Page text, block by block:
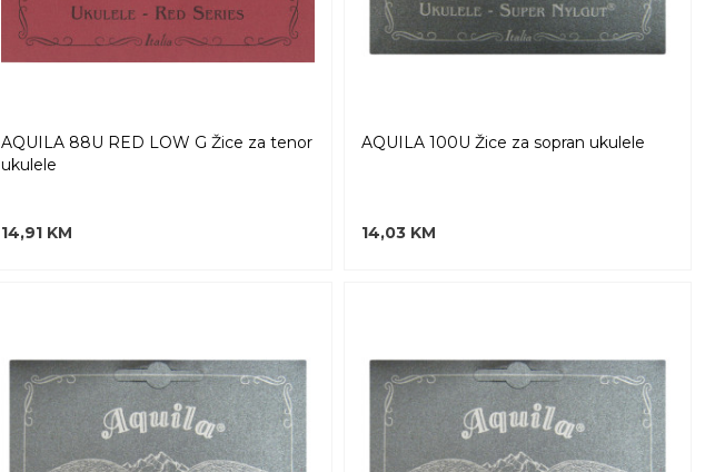
AQUILA 88U RED LOW G Žice za tenor
ukulele
14,91 KM
AQUILA 100U Žice za sopran ukulele
14,03 KM